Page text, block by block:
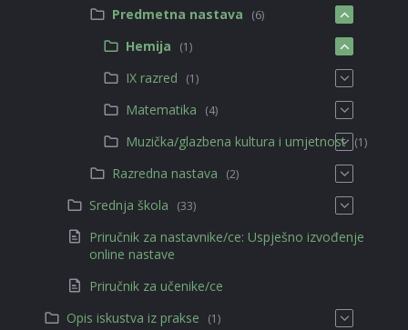
Predmetna nastava (6)
Hemija (1)
IX razred (1)
Matematika (4)
Muzička/glazbena kultura i umjetnost (1)
Razredna nastava (2)
Srednja škola (33)
Priručnik za nastavnike/ce: Uspješno izvođenje
online nastave
Priručnik za učenike/ce
Opis iskustva iz prakse
(1)